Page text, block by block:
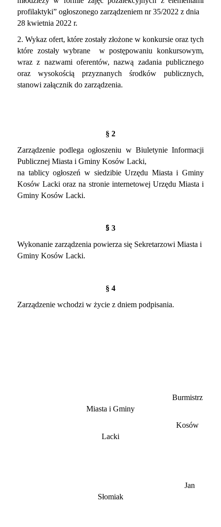
profilaktyki” ogłoszonego zarządzeniem nr 35/2022 z dnia
28 kwietnia 2022 r.
2. Wykaz ofert, które zostały złożone w konkursie oraz tych
które zostały wybrane w postępowaniu konkursowym,
wraz z nazwami oferentów, nazwą zadania publicznego
oraz wysokością przyznanych środków publicznych,
stanowi załącznik do zarządzenia.
§ 2
Zarządzenie podlega ogłoszeniu w Biuletynie Informacji
Publicznej Miasta i Gminy Kosów Lacki,
na tablicy ogłoszeń w siedzibie Urzędu Miasta i Gminy
Kosów Lacki oraz na stronie internetowej Urzędu Miasta i
Gminy Kosów Lacki.
§ 3
Wykonanie zarządzenia powierza się Sekretarzowi Miasta i
Gminy Kosów Lacki.
§ 4
Zarządzenie wchodzi w życie z dniem podpisania.
Burmistrz
Miasta i Gminy
Kosów
Lacki
Jan
Słomiak